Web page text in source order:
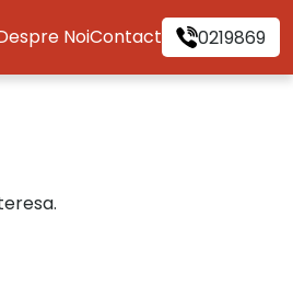
NoiContact 0219869